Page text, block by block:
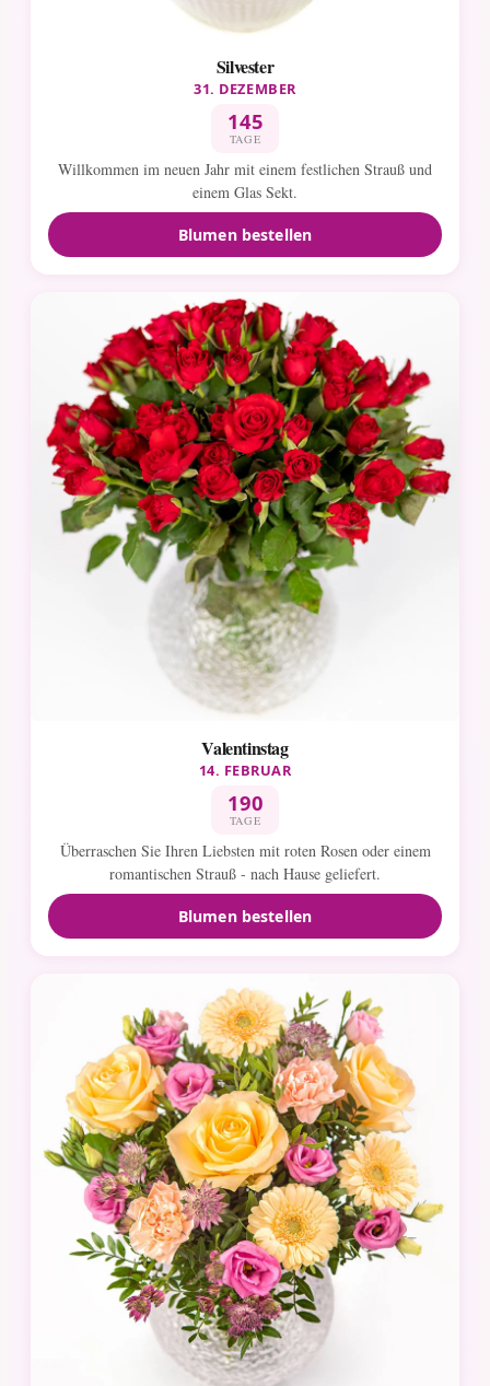
Silvester
31. DEZEMBER
145
TAGE
Willkommen im neuen Jahr mit einem festlichen Strauß und
einem Glas Sekt.
Blumen bestellen
Valentinstag
14. FEBRUAR
190
TAGE
Überraschen Sie Ihren Liebsten mit roten Rosen oder einem
romantischen Strauß - nach Hause geliefert.
Blumen bestellen